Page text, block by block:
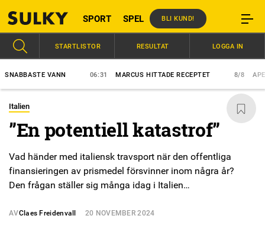
SPORT SPEL BLI KUND!
VANN 06:31 MARCUS HITTADE RECEPTET APEX
STARTLISTOR RESULTAT LOGGA IN
Italien
”En potentiell katastrof”
Vad händer med italiensk travsport när den offentliga
finansieringen av prismedel försvinner inom några år?
Den frågan ställer sig många idag i Italien…
AVClaes Freidenvall 20 NOVEMBER 2024